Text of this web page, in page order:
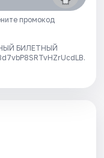
промокод
БИЛЕТНЫЙ